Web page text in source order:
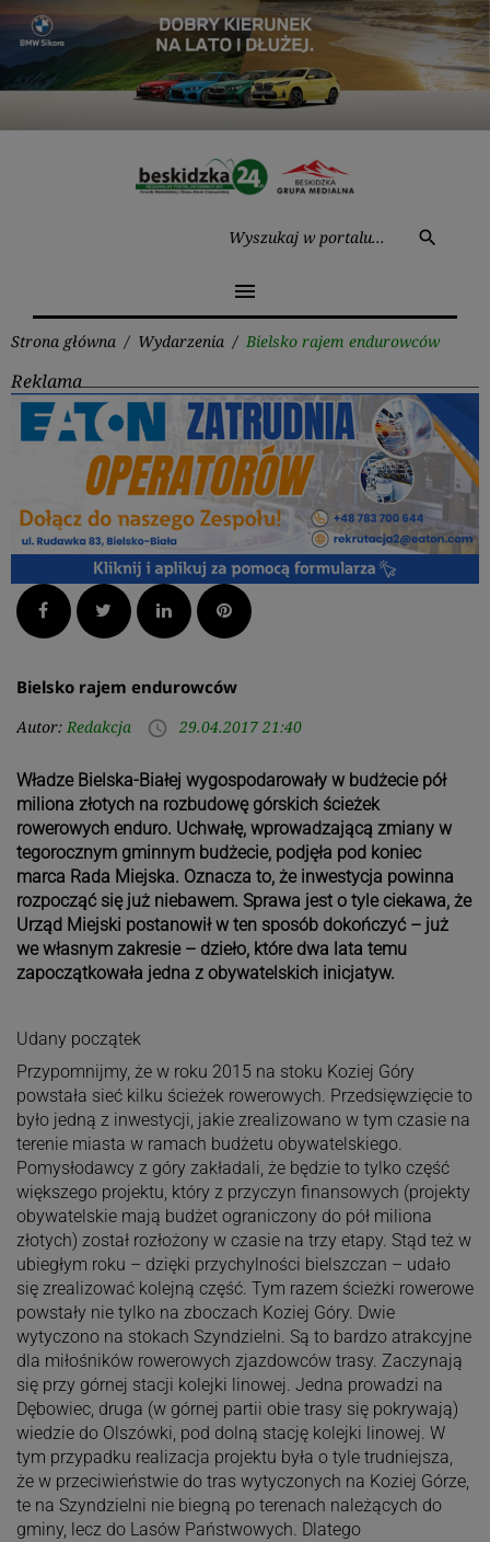
Przejdź
treści
search
menu
Strona główna / Wydarzenia / Bielsko rajem endurowców
Reklama
Facebook Twitter LinkedInPinterest
Bielsko rajem endurowców
Autor: Redakcja access_time 29.04.2017 21:40
Władze Bielska-Białej wygospodarowały w budżecie pół
miliona złotych na rozbudowę górskich ścieżek
rowerowych enduro. Uchwałę, wprowadzającą zmiany w
tegorocznym gminnym budżecie, podjęła pod koniec
marca Rada Miejska. Oznacza to, że inwestycja powinna
rozpocząć się już niebawem. Sprawa jest o tyle ciekawa, że
Urząd Miejski postanowił w ten sposób dokończyć – już
we własnym zakresie – dzieło, które dwa lata temu
zapoczątkowała jedna z obywatelskich inicjatyw.
Udany początek
Przypomnijmy, że w roku 2015 na stoku Koziej Góry
powstała sieć kilku ścieżek rowerowych. Przedsięwzięcie to
było jedną z inwestycji, jakie zrealizowano w tym czasie na
terenie miasta w ramach budżetu obywatelskiego.
Pomysłodawcy z góry zakładali, że będzie to tylko część
większego projektu, który z przyczyn finansowych (projekty
obywatelskie mają budżet ograniczony do pół miliona
złotych) został rozłożony w czasie na trzy etapy. Stąd też w
ubiegłym roku – dzięki przychylności bielszczan – udało
się zrealizować kolejną część. Tym razem ścieżki rowerowe
powstały nie tylko na zboczach Koziej Góry. Dwie
wytyczono na stokach Szyndzielni. Są to bardzo atrakcyjne
dla miłośników rowerowych zjazdowców trasy. Zaczynają
się przy górnej stacji kolejki linowej. Jedna prowadzi na
Dębowiec, druga (w górnej partii obie trasy się pokrywają)
wiedzie do Olszówki, pod dolną stację kolejki linowej. W
tym przypadku realizacja projektu była o tyle trudniejsza,
że w przeciwieństwie do tras wytyczonych na Koziej Górze,
te na Szyndzielni nie biegną po terenach należących do
gminy, lecz do Lasów Państwowych. Dlatego